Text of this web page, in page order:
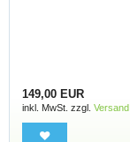
149,00 EUR
inkl. MwSt. zzgl. Versand